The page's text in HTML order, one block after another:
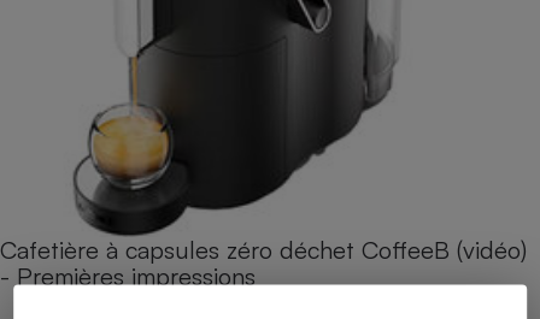
Cafetière à capsules zéro déchet CoffeeB (vidéo)
- Premières impressions